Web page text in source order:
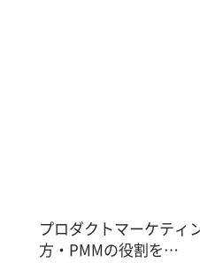
プロダクトマーケティ
方・PMMの役割を…